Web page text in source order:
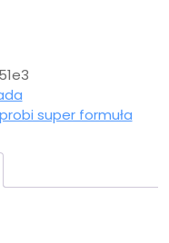
super formuła